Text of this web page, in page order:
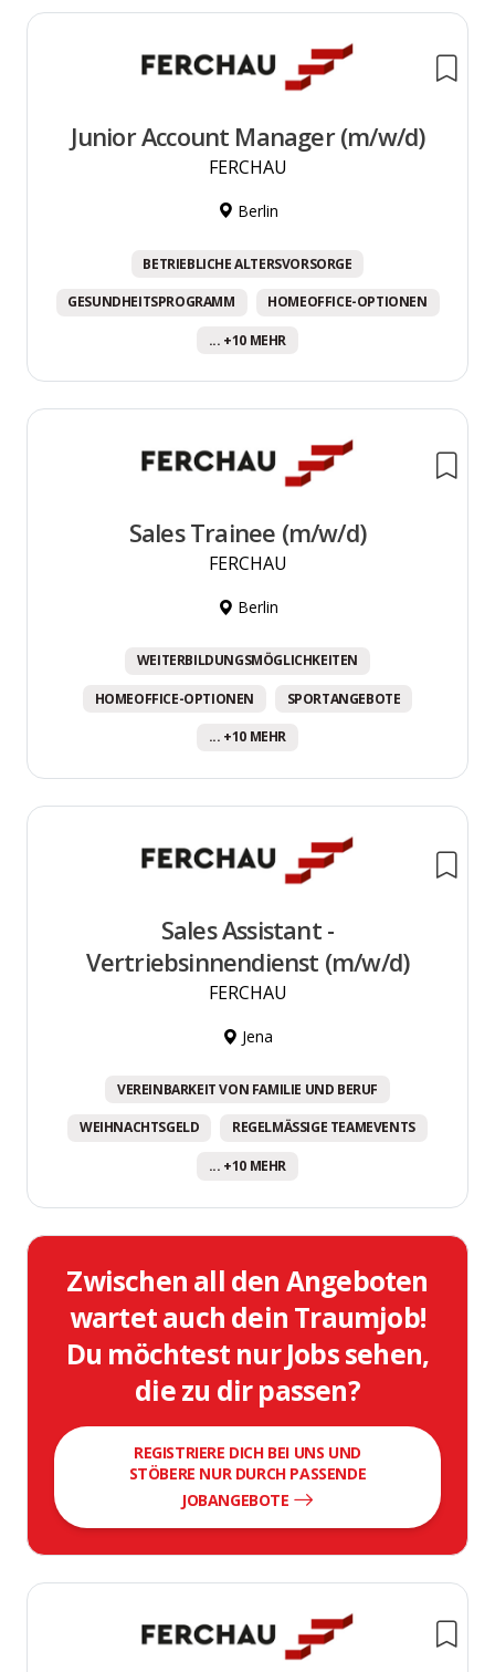
Junior Account Manager (m/w/d)
FERCHAU
Berlin
BETRIEBLICHE ALTERSVORSORGE
GESUNDHEITSPROGRAMM HOMEOFFICE-OPTIONEN
... +10 MEHR
Sales Trainee (m/w/d)
FERCHAU
Berlin
WEITERBILDUNGSMÖGLICHKEITEN
HOMEOFFICE-OPTIONEN SPORTANGEBOTE
... +10 MEHR
Sales Assistant -
Vertriebsinnendienst (m/w/d)
FERCHAU
Jena
VEREINBARKEIT VON FAMILIE UND BERUF
WEIHNACHTSGELD REGELMÄSSIGE TEAMEVENTS
... +10 MEHR
Zwischen all den Angeboten
wartet auch dein Traumjob!
Du möchtest nur Jobs sehen,
die zu dir passen?
REGISTRIERE DICH BEI UNS UND
STÖBERE NUR DURCH PASSENDE
JOBANGEBOTE